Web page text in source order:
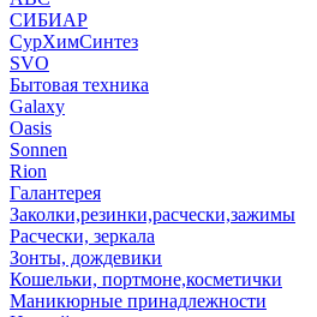
СИБИАР
СурХимСинтез
SVO
Бытовая техника
Galaxy
Oasis
Sonnen
Rion
Галантерея
Заколки,резинки,расчески,зажимы
Расчески, зеркала
Зонты, дождевики
Кошельки, портмоне,косметички
Маникюрные принадлежности